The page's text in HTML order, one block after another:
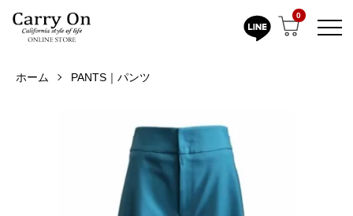
0
ホーム PANTS｜パンツ